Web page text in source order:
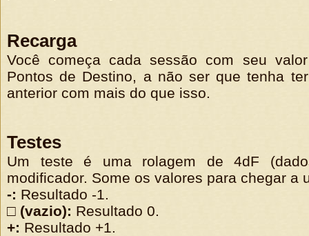
Recarga
Você começa cada sessão com seu
Pontos de Destino, a não ser que tenha
anterior com mais do que isso.
Testes
Um teste é uma rolagem de 4dF
modificador. Some os valores para chegar a
-: Resultado -1.
□ (vazio): Resultado 0.
+: Resultado +1.